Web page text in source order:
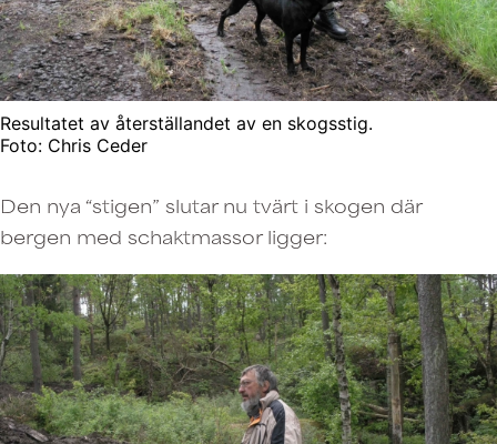
Resultatet av återställandet av en skogsstig.
Foto: Chris Ceder
Den nya “stigen” slutar nu tvärt i skogen där
bergen med schaktmassor ligger: